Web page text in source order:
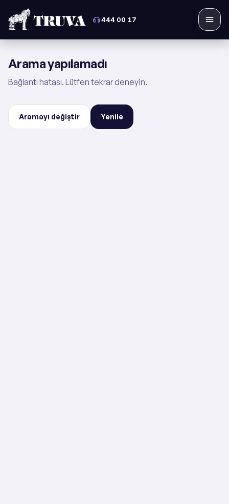
444 00 17
Arama yapılamadı
Bağlantı hatası. Lütfen tekrar deneyin.
Aramayı değiştir Yenile